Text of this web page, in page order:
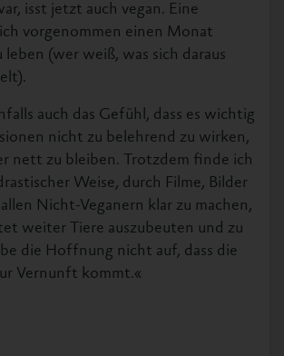
isst jetzt auch vegan. Eine
vorgenommen einen Monat
leben (wer weiß, was sich daraus
auch das Gefühl, dass es wichtig
nicht zu belehrend zu wirken,
nett zu bleiben. Trotzdem finde ich
Weise, durch Filme, Bilder
Nicht-Veganern klar zu machen,
weiter Tiere auszubeuten und zu
die Hoffnung nicht auf, dass die
Vernunft kommt.«